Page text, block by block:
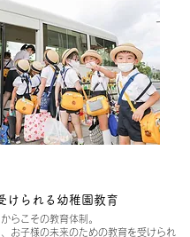
けられる幼稚園教育
らこその教育体制。
お子様の未来のための教育を受けられ